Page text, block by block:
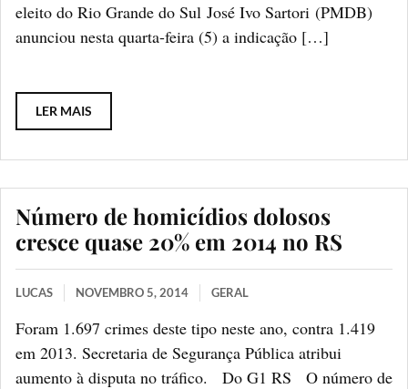
eleito do Rio Grande do Sul José Ivo Sartori (PMDB)
anunciou nesta quarta-feira (5) a indicação […]
LER MAIS
Número de homicídios dolosos
cresce quase 20% em 2014 no RS
LUCAS NOVEMBRO 5, 2014 GERAL
Foram 1.697 crimes deste tipo neste ano, contra 1.419
em 2013. Secretaria de Segurança Pública atribui
aumento à disputa no tráfico. Do G1 RS O número de